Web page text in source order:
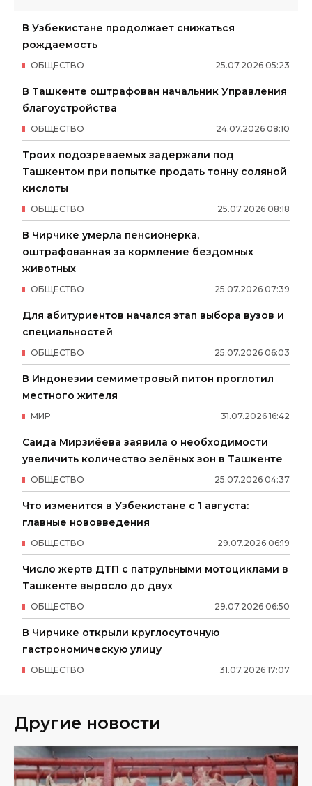
В Узбекистане продолжает снижаться
рождаемость
25.07.2026 05:23
ОБЩЕСТВО
В Ташкенте оштрафован начальник Управления
благоустройства
24.07.2026 08:10
ОБЩЕСТВО
Троих подозреваемых задержали под
Ташкентом при попытке продать тонну соляной
кислоты
25.07.2026 08:18
ОБЩЕСТВО
В Чирчике умерла пенсионерка,
оштрафованная за кормление бездомных
животных
25.07.2026 07:39
ОБЩЕСТВО
Для абитуриентов начался этап выбора вузов и
специальностей
25.07.2026 06:03
ОБЩЕСТВО
В Индонезии семиметровый питон проглотил
местного жителя
31.07.2026 16:42
МИР
Саида Мирзиёева заявила о необходимости
увеличить количество зелёных зон в Ташкенте
25.07.2026 04:37
ОБЩЕСТВО
Что изменится в Узбекистане с 1 августа:
главные нововведения
29.07.2026 06:19
ОБЩЕСТВО
Число жертв ДТП с патрульными мотоциклами в
Ташкенте выросло до двух
29.07.2026 06:50
ОБЩЕСТВО
В Чирчике открыли круглосуточную
гастрономическую улицу
31.07.2026 17:07
ОБЩЕСТВО
Другие новости